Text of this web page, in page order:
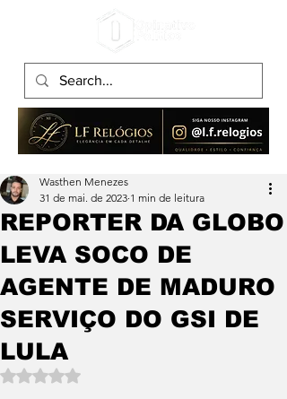
REPORTER DA GLOBO
LEVA SOCO DE
AGENTE DE MADURO
SERVIÇO DO GSI DE
LULA
Wasthen Menezes
31 de mai. de 2023 1 min de leitura
Avaliado com NaN de 5 estrelas.